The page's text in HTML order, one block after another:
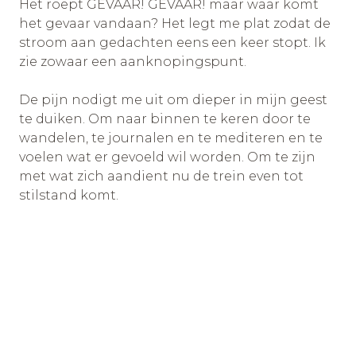
Het roept GEVAAR! GEVAAR! maar waar komt
het gevaar vandaan? Het legt me plat zodat de
stroom aan gedachten eens een keer stopt. Ik
zie zowaar een aanknopingspunt.
De pijn nodigt me uit om dieper in mijn geest
te duiken. Om naar binnen te keren door te
wandelen, te journalen en te mediteren en te
voelen wat er gevoeld wil worden. Om te zijn
met wat zich aandient nu de trein even tot
stilstand komt.